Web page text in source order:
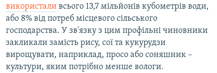
використали всього 13,7 мільйонів кубометрів води,
або 8% від потреб місцевого сільського
господарства. У зв'язку з цим профільні чиновники
закликали замість рису, сої та кукурудзи
вирощувати, наприклад, просо або соняшник –
культури, яким потрібно менше вологи.